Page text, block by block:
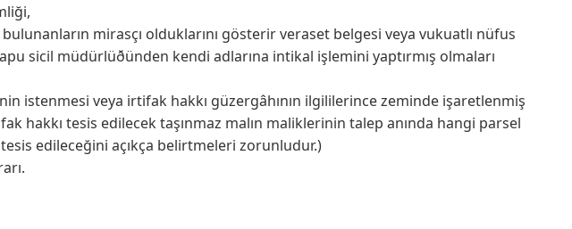
mirasçı olduklarını gösterir veraset belgesi veya vukuatlı nüfus
sicil müdürlüðünden kendi adlarına intikal işlemini yaptırmış olmaları
istenmesi veya irtifak hakkı güzergâhının ilgililerince zeminde işaretlenmiş
hakkı tesis edilecek taşınmaz malın maliklerinin talep anında hangi parsel
edileceğini açıkça belirtmeleri zorunludur.)